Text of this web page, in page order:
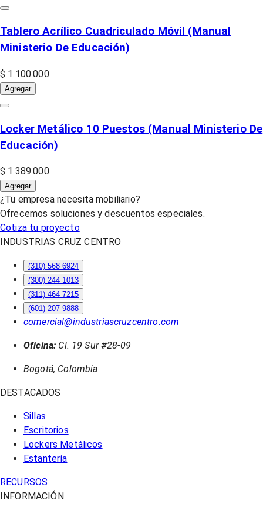
Tablero Acrílico Cuadriculado Móvil (Manual
Ministerio De Educación)
$ 1.100.000
Agregar
Locker Metálico 10 Puestos (Manual Ministerio De
Educación)
$ 1.389.000
Agregar
¿Tu empresa necesita mobiliario?
Ofrecemos soluciones y descuentos especiales.
Cotiza tu proyecto
INDUSTRIAS CRUZ CENTRO
(310) 568 6924
(300) 244 1013
(311) 464 7215
(601) 207 9888
comercial@industriascruzcentro.com
Oficina: Cl. 19 Sur #28-09
Bogotá, Colombia
DESTACADOS
Sillas
Escritorios
Lockers Metálicos
Estantería
RECURSOS
INFORMACIÓN